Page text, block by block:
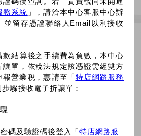
務系統 」，請洽本中心客服中心辦
並留存憑證聯絡人Email以利接收
結算後之手續費為負數，本中心
讓單，依稅法規定該憑證需經雙方
報營業稅，惠請至「特店網路服務
步驟接收電子折讓單：
碼及驗證碼後登入「特店網路服